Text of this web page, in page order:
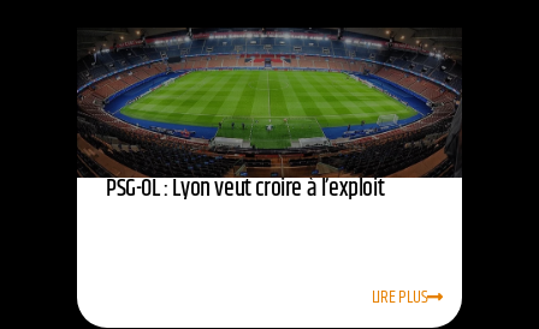
PSG-OL : Lyon veut croire à l’exploit
LIRE PLUS